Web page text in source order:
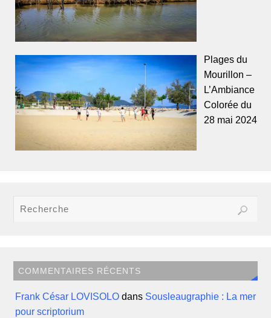
Plages du
Mourillon –
L’Ambiance
Colorée du
28 mai 2024
COMMENTAIRES RÉCENTS
Frank César LOVISOLO dans Sousleaugraphie : La mer
pour scriptorium